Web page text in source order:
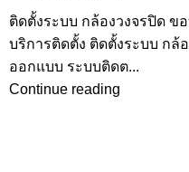
ติดตั้งระบบ กล้องวงจรปิด ข
บริการติดตั้ง ติดตั้งระบบ กล้
ออกแบบ ระบบติดต...
Continue reading